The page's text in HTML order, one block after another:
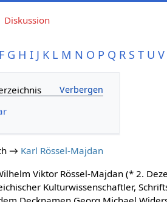
Diskussion
F G H I J K L M N O P Q R S T U V
→ Karl Rössel-Majdan
Viktor Rössel-Majdan (* 2.
Kulturwissenschaftler,